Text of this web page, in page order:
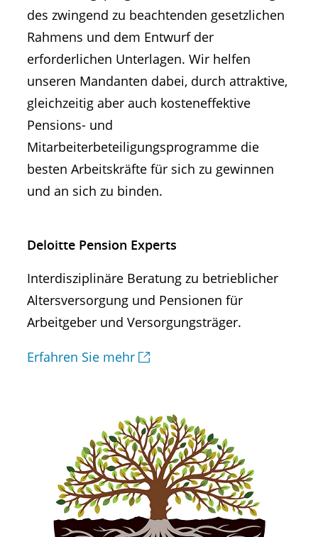
des zwingend zu beachtenden gesetzlichen
Rahmens und dem Entwurf der
erforderlichen Unterlagen. Wir helfen
unseren Mandanten dabei, durch attraktive,
gleichzeitig aber auch kosteneffektive
Pensions- und
Mitarbeiterbeteiligungsprogramme die
besten Arbeitskräfte für sich zu gewinnen
und an sich zu binden.
Deloitte Pension Experts
Interdisziplinäre Beratung zu betrieblicher
Altersversorgung und Pensionen für
Arbeitgeber und Versorgungsträger.
Erfahren Sie mehr